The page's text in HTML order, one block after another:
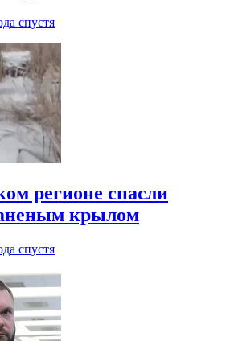
спустя
регионе спасли
крылом
спустя